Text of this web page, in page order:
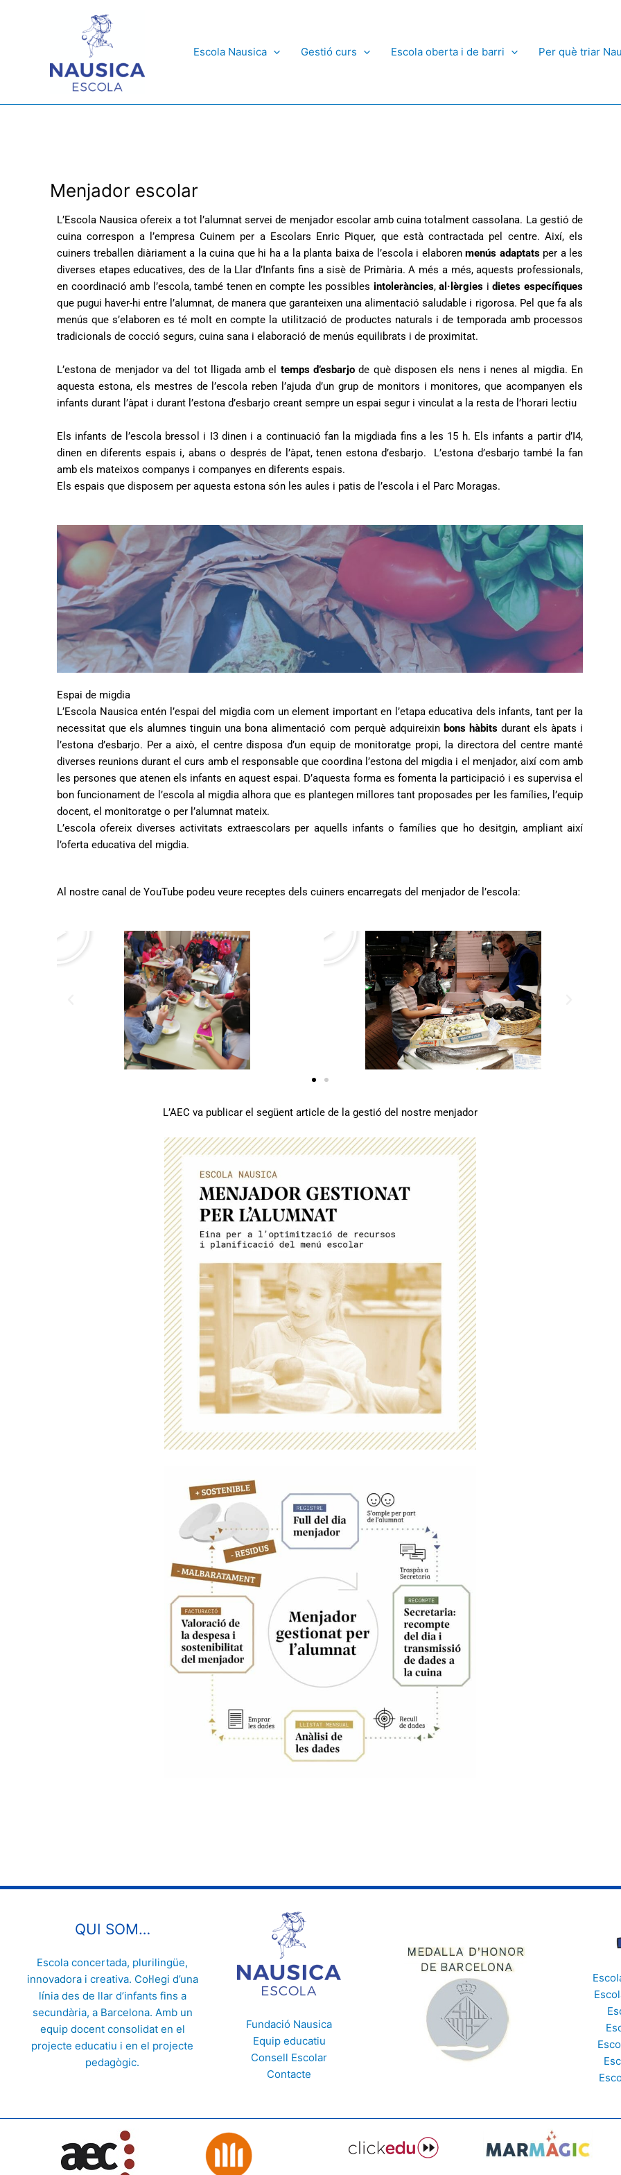
Escola Nausica
Gestió curs Escola oberta i de barri Per què triar
Menjador escolar
L’Escola Nausica ofereix a tot l’alumnat servei de menjador escolar amb cuina totalment cassolana. La gestió de
cuina correspon a l’empresa Cuinem per a Escolars Enric Piquer, que està contractada pel centre. Així, els
cuiners treballen diàriament a la cuina que hi ha a la planta baixa de l’escola i elaborenmenús adaptatsper a les
diverses etapes educatives, des de la Llar d’Infants fins a sisè de Primària. A més a més, aquests professionals,
en coordinació amb l’escola, també tenen en compte les possibles intoleràncies,al·lèrgies idietes específiques
que pugui haver-hi entre l’alumnat, de manera que garanteixen una alimentació saludable i rigorosa. Pel que fa als
menús que s’elaboren es té molt en compte la utilització de productes naturals i de temporada amb processos
tradicionals de cocció segurs, cuina sana i elaboració de menús equilibrats i de proximitat.
L’estona de menjador va del tot lligada amb el temps d’esbarjo de què disposen els nens i nenes al migdia. En
aquesta estona, els mestres de l’escola reben l’ajuda d’un grup de monitors i monitores, que acompanyen els
infants durant l’àpat i durant l’estona d’esbarjo creant sempre un espai segur i vinculat a la resta de l’horari lectiu
Els infants de l’escola bressol i I3 dinen i a continuació fan la migdiada fins a les 15 h. Els infants a partir d’I4,
dinen en diferents espais i, abans o després de l’àpat, tenen estona d’esbarjo. L’estona d’esbarjo també la fan
amb els mateixos companys i companyes en diferents espais.
Els espais que disposem per aquesta estona són les aules i patis de l’escola i el Parc Moragas.
Espai de migdia
L’Escola Nausica entén l’espai del migdia com un element important en l’etapa educativa dels infants, tant per la
necessitat que els alumnes tinguin una bona alimentació com perquè adquireixin bons hàbitsdurant els àpats i
l’estona d’esbarjo. Per a això, el centre disposa d’un equip de monitoratge propi, la directora del centre manté
diverses reunions durant el curs amb el responsable que coordina l’estona del migdia i el menjador, així com amb
les persones que atenen els infants en aquest espai. D’aquesta forma es fomenta la participació i es supervisa el
bon funcionament de l’escola al migdia alhora que es plantegen millores tant proposades per les famílies, l’equip
docent, el monitoratge o per l’alumnat mateix.
L’escola ofereix diverses activitats extraescolars per aquells infants o famílies que ho desitgin, ampliant així
l’oferta educativa del migdia.
Al nostre canal de YouTube podeu veure receptes dels cuiners encarregats del menjador de l’escola:
p
r
o
d
u
e
i
x
r
d
u
e
i
x
L’AEC va publicar el següent article de la gestió del nostre menjador
QUI SOM…
Escola concertada, plurilingüe,
innovadora i creativa. Col·legi d’una
línia des de llar d’infants fins a
secundària, a Barcelona. Amb un
equip docent consolidat en el
projecte educatiu i en el projecte
pedagògic.
Fundació Nausica
Equip educatiu
Consell Escolar
Contacte